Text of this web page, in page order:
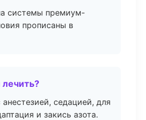
системы премиум-
прописаны в
седацией, для
и закись азота.